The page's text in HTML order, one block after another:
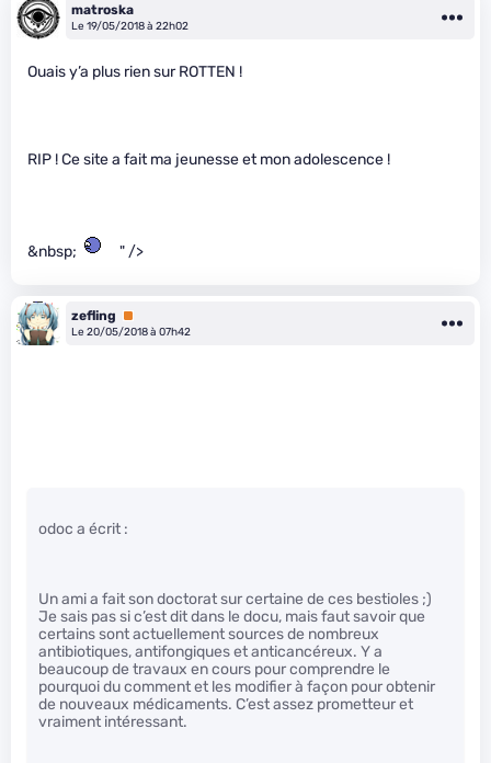
matroska
Le 19/05/2018 à 22h02
Ouais y’a plus rien sur ROTTEN !
RIP ! Ce site a fait ma jeunesse et mon adolescence !
&nbsp; " />
zefling
Premium
Le 20/05/2018 à 07h42
odoc a écrit :
Un ami a fait son doctorat sur certaine de ces bestioles ;)
Je sais pas si c’est dit dans le docu, mais faut savoir que
certains sont actuellement sources de nombreux
antibiotiques, antifongiques et anticancéreux. Y a
beaucoup de travaux en cours pour comprendre le
pourquoi du comment et les modifier à façon pour obtenir
de nouveaux médicaments. C’est assez prometteur et
vraiment intéressant.